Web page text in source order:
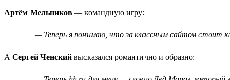
Артём Мельников — командную игру:
— Теперь я понимаю, что за классным сайтом стоит
А Сергей Ченский высказался романтично и образно: